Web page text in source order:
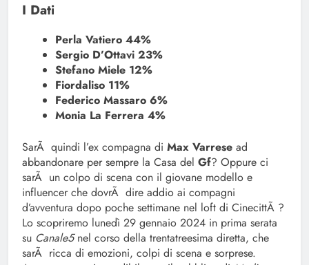
I Dati
Perla Vatiero 44%
Sergio D’Ottavi 23%
Stefano Miele 12%
Fiordaliso 11%
Federico Massaro 6%
Monia La Ferrera 4%
SarÃ quindi l’ex compagna di Max Varrese ad
abbandonare per sempre la Casa del Gf? Oppure ci
sarÃ un colpo di scena con il giovane modello e
influencer che dovrÃ dire addio ai compagni
d’avventura dopo poche settimane nel loft di CinecittÃ ?
Lo scopriremo lunedì 29 gennaio 2024 in prima serata
su Canale5nel corso della trentatreesima diretta, che
sarÃ ricca di emozioni, colpi di scena e sorprese.